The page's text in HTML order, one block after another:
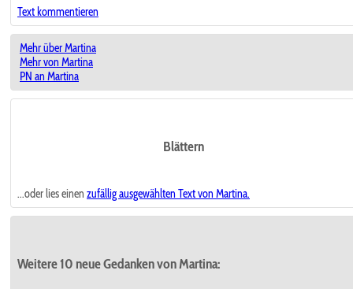
Text kommentieren
Mehr über Martina
Mehr von Martina
PN an Martina
Blättern
...oder lies einen zufällig ausgewählten Text von Martina.
Weitere 10 neue Gedanken von Martina: